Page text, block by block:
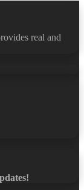
real and